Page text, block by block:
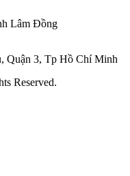
Lâm Đồng
Quận 3, Tp Hồ Chí Minh
Reserved.